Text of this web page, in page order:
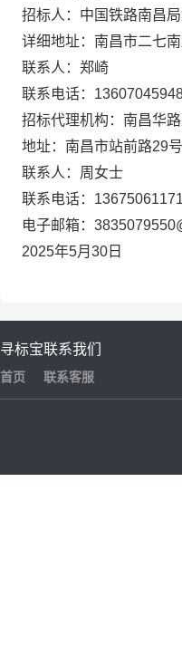
招标人：中国铁路南昌
详细地址： 南昌市二七
联系人： 郑崎
联系电话：
招标代理机构： 南昌华
地址： 南昌市站前路29
联系人： 周女士
联系电话： 13675061171
电子邮箱： 3835079550
2025年5月 30 日
寻标宝
首页
联系我们
联系客服